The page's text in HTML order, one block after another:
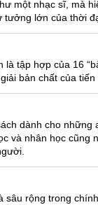
một nhạc sĩ, mà
lớn của thời
tập hợp của 16
bản chất của tiến
dành cho những
và nhân học cũng
sâu rộng trong